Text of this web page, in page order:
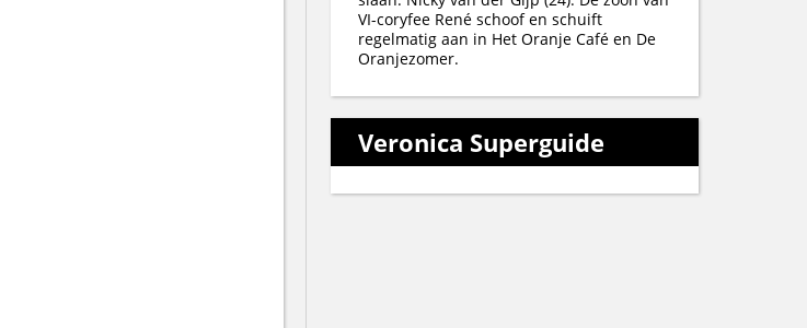
VI-coryfee René schoof en schuift
regelmatig aan in Het Oranje Café en De
Oranjezomer.
Veronica Superguide